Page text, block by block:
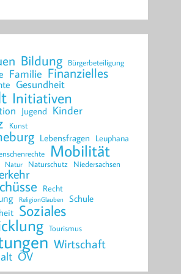
Bildung Bürgerbeteiligung
Familie Finanzielles
Gesundheit
Initiativen
Jugend Kinder
Kunst
Lebensfragen Leuphana
Mobilität
Natur Naturschutz Niedersachsen
Recht
ReligionGlauben Schule
Soziales
Tourismus
Wirtschaft
ÖV